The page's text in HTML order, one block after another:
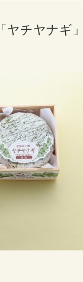
ヤチヤナギ